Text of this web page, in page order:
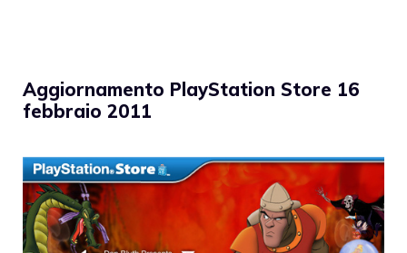
Aggiornamento PlayStation Store 16
febbraio 2011